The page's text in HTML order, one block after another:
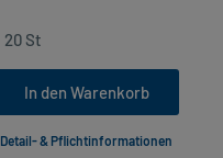
In den Warenkorb
Detail- & Pflichtinformationen